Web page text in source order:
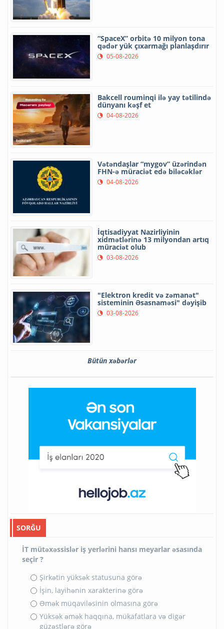
“SpaceX” orbitə 10 milyon tona
qədər yük çıxarmağı planlaşdırır
05-08-2026
Bakcell rouminqi ilə yay tətilində
dünyanı kəşf et
04-08-2026
Vətəndaşlar “mygov” üzərindən
FHN-ə müraciət edə biləcəklər
04-08-2026
İqtisadiyyat Nazirliyinin
xidmətlərinə 13 milyondan artıq
müraciət olub
03-08-2026
"Elektron kredit və zəmanət"
sisteminin Əsasnaməsi" dəyişib
03-08-2026
Bütün xəbərlər
SORĞU
İT mütəxəssislər iş yerlərini hansı meyarlar əsasında
seçir ?
Şirkətin yüksək statusuna görə
İşin, layihənin xarakterinə görə
Əmək müqaviləsinin olmasına görə
Yüksək əmək haqqına, mükafatlara və digər
güzəştlərə görə